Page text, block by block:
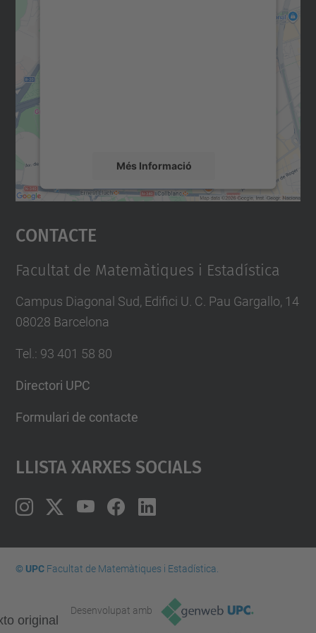
Més Informació
Accepta
powered by
Contacte
Facultat de Matemàtiques i Estadística
Campus Diagonal Sud, Edifici U. C. Pau Gargallo, 14
08028 Barcelona
Tel. : 93 401 58 80
Directori UPC
Formulari de contacte
Llista Xarxes Socials
© UPCFacultat de Matemàtiques i Estadí­stica.
Desenvolupat amb
original